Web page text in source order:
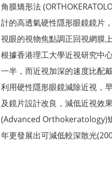
角膜矯形法
計的高透氣硬性隱形眼鏡鏡片
視眼的視物焦點調正回視網膜
根據香港理工大學近視研究中
一半，而近視加深的速度比配
利用硬性隱形眼鏡減除近視，
及鏡片設計改良，減低近視效
(Advanced Orthokeratology)
年更發展出可減低較深散光